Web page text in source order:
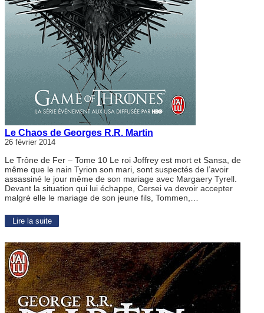
Le Chaos de Georges R.R. Martin
26 février 2014
Le Trône de Fer – Tome 10 Le roi Joffrey est mort et Sansa, de
même que le nain Tyrion son mari, sont suspectés de l’avoir
assassiné le jour même de son mariage avec Margaery Tyrell.
Devant la situation qui lui échappe, Cersei va devoir accepter
malgré elle le mariage de son jeune fils, Tommen,…
Lire la suite